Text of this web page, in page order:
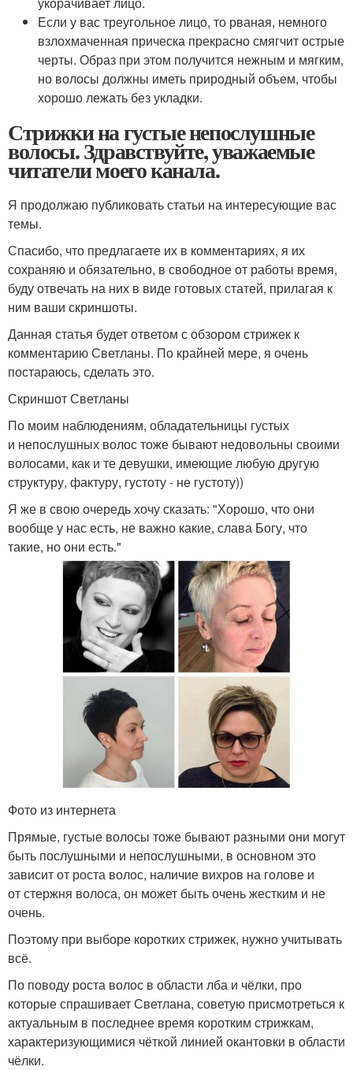
Если у вас треугольное лицо, то рваная, немного
взлохмаченная прическа прекрасно смягчит острые
черты. Образ при этом получится нежным и мягким,
но волосы должны иметь природный объем, чтобы
хорошо лежать без укладки.
Стрижки на густые непослушные
волосы. Здравствуйте, уважаемые
читатели моего канала.
Я продолжаю публиковать статьи на интересующие вас
темы.
Спасибо, что предлагаете их в комментариях, я их
сохраняю и обязательно, в свободное от работы время,
буду отвечать на них в виде готовых статей, прилагая к
ним ваши скриншоты.
Данная статья будет ответом с обзором стрижек к
комментарию Светланы. По крайней мере, я очень
постараюсь, сделать это.
Скриншот Светланы
По моим наблюдениям, обладательницы густых
и непослушных волос тоже бывают недовольны своими
волосами, как и те девушки, имеющие любую другую
структуру, фактуру, густоту - не густоту))
Я же в свою очередь хочу сказать: "Хорошо, что они
вообще у нас есть, не важно какие, слава Богу, что
такие, но они есть."
Фото из интернета
Прямые, густые волосы тоже бывают разными они могут
быть послушными и непослушными, в основном это
зависит от роста волос, наличие вихров на голове и
от стержня волоса, он может быть очень жестким и не
очень.
Поэтому при выборе коротких стрижек, нужно учитывать
всё.
По поводу роста волос в области лба и чёлки, про
которые спрашивает Светлана, советую присмотреться к
актуальным в последнее время коротким стрижкам,
характеризующимися чёткой линией окантовки в области
чёлки.